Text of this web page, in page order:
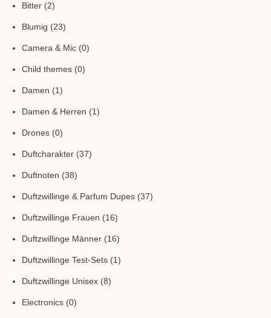
Bitter (2)
Blumig (23)
Camera & Mic (0)
Child themes (0)
Damen (1)
Damen & Herren (1)
Drones (0)
Duftcharakter (37)
Duftnoten (38)
Duftzwillinge & Parfum Dupes (37)
Duftzwillinge Frauen (16)
Duftzwillinge Männer (16)
Duftzwillinge Test-Sets (1)
Duftzwillinge Unisex (8)
Electronics (0)